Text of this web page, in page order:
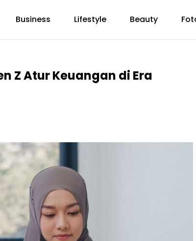
Business Lifestyle Beauty
Z Atur Keuangan di Era